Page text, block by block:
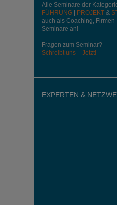
Alle Seminare der
FÜHRUNG | PROJEKT &
auch als Coaching,
Seminare an!
Fragen zum Seminar?
Schreibt uns – Jetzt!
EXPERTEN &